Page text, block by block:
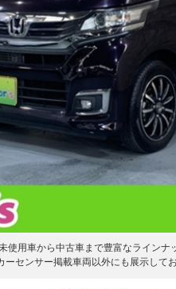
使用車から中古車まで豊富なライン
センサー掲載車両以外にも展示してお